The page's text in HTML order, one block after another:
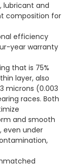
lubricant and
composition for
efficiency
year warranty
that is 75%
layer, also
3 microns (0.003
races. Both
and smooth
even under